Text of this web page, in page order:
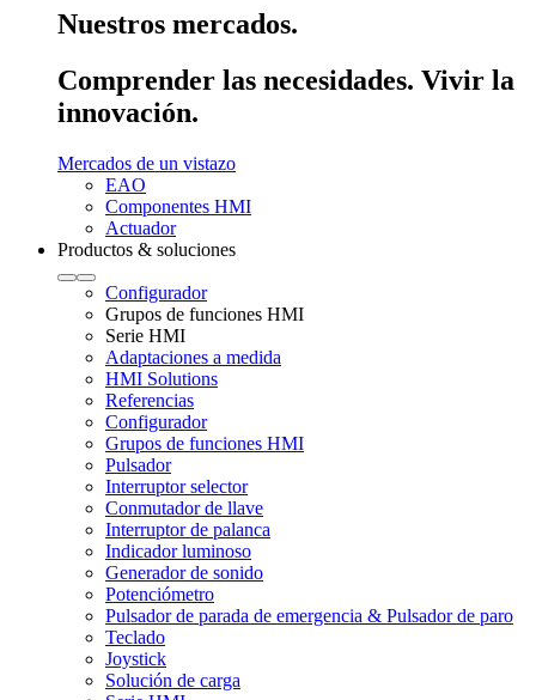
Nuestros mercados.
Comprender las necesidades. Vivir la
innovación.
Mercados de un vistazo
EAO
Componentes HMI
Actuador
Productos & soluciones
Configurador
Grupos de funciones HMI
Serie HMI
Adaptaciones a medida
HMI Solutions
Referencias
Configurador
Grupos de funciones HMI
Pulsador
Interruptor selector
Conmutador de llave
Interruptor de palanca
Indicador luminoso
Generador de sonido
Potenciómetro
Pulsador de parada de emergencia & Pulsador de paro
Teclado
Joystick
Solución de carga